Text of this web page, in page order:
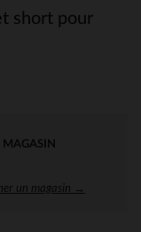
short pour
un magasin →